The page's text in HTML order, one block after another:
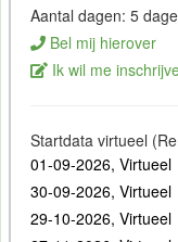
Aantal dagen: 5
Bel mij hierover
Ik wil me
Startdata virtueel
01-09-2026, Virtueel
30-09-2026, Virtueel
29-10-2026, Virtueel